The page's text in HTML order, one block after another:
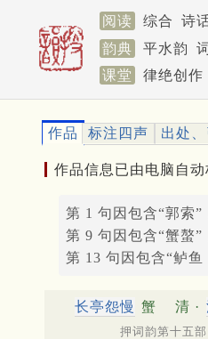
阅读 综合 诗
韵典
平水韵
课堂
律绝创作
作品 标注四声 出处、
作品信息已由电脑自
第 1 句因包含“郭索”
第 9 句因包含“蟹螯”
第 13 句因包含“鲈鱼
长亭怨慢 蟹 清 ·
押词韵第十五